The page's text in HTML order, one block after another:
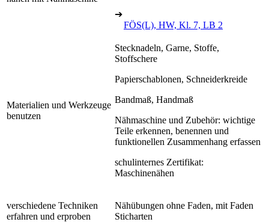
➔
FÖS(L), HW, Kl. 7, LB 2
Materialien und Werkzeuge
benutzen
Stecknadeln, Garne, Stoffe,
Stoffschere
Papierschablonen, Schneiderkreide
Bandmaß, Handmaß
Nähmaschine und Zubehör: wichtige
Teile erkennen, benennen und
funktionellen Zusammenhang erfassen
schulinternes Zertifikat:
Maschinenähen
verschiedene Techniken
erfahren und erproben
Nähübungen ohne Faden, mit Faden
Sticharten